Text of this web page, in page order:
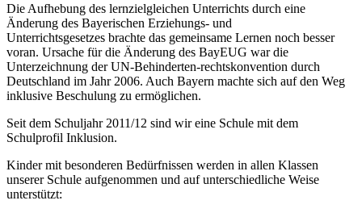
Die Aufhebung des lernzielgleichen Unterrichts durch eine
Änderung des Bayerischen Erziehungs- und
Unterrichtsgesetzes brachte das gemeinsame Lernen noch besser
voran. Ursache für die Änderung des BayEUG war die
Unterzeichnung der UN-Behinderten-rechtskonvention durch
Deutschland im Jahr 2006. Auch Bayern machte sich auf den Weg
inklusive Beschulung zu ermöglichen.
Seit dem Schuljahr 2011/12 sind wir eine Schule mit dem
Schulprofil Inklusion.
Kinder mit besonderen Bedürfnissen werden in allen Klassen
unserer Schule aufgenommen und auf unterschiedliche Weise
unterstützt: